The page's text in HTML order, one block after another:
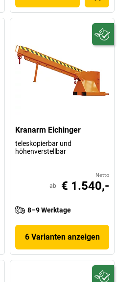
Kranarm Eichinger
teleskopierbar und
höhenverstellbar
Netto
ab € 1.540,-
8–9 Werktage
6 Varianten anzeigen